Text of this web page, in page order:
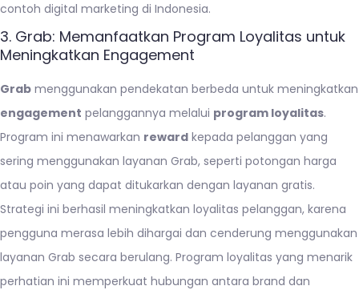
contoh digital marketing di Indonesia.
3. Grab: Memanfaatkan Program Loyalitas untuk
Meningkatkan Engagement
Grab menggunakan pendekatan berbeda untuk meningkatkan
engagement pelanggannya melalui program loyalitas.
Program ini menawarkan reward kepada pelanggan yang
sering menggunakan layanan Grab, seperti potongan harga
atau poin yang dapat ditukarkan dengan layanan gratis.
Strategi ini berhasil meningkatkan loyalitas pelanggan, karena
pengguna merasa lebih dihargai dan cenderung menggunakan
layanan Grab secara berulang. Program loyalitas yang menarik
perhatian ini memperkuat hubungan antara brand dan